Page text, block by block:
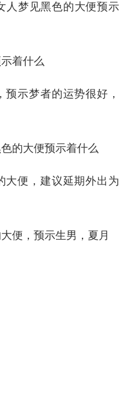
人梦见黑色的大便预示
着什么
示梦者的运势很好，
的大便预示着什么
大便，建议延期外出为
便，预示生男，夏月